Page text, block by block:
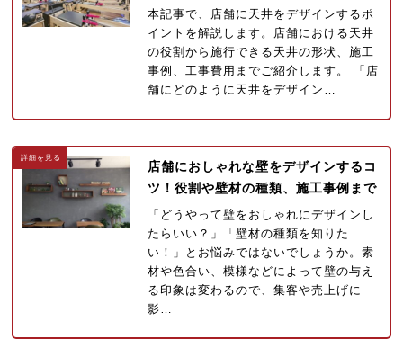
本記事で、店舗に天井をデザインするポ
イントを解説します。店舗における天井
の役割から施行できる天井の形状、施工
事例、工事費用までご紹介します。 「店
舗にどのように天井をデザイン…
店舗におしゃれな壁をデザインするコ
ツ！役割や壁材の種類、施工事例まで
「どうやって壁をおしゃれにデザインし
たらいい？」「壁材の種類を知りた
い！」とお悩みではないでしょうか。素
材や色合い、模様などによって壁の与え
る印象は変わるので、集客や売上げに
影…